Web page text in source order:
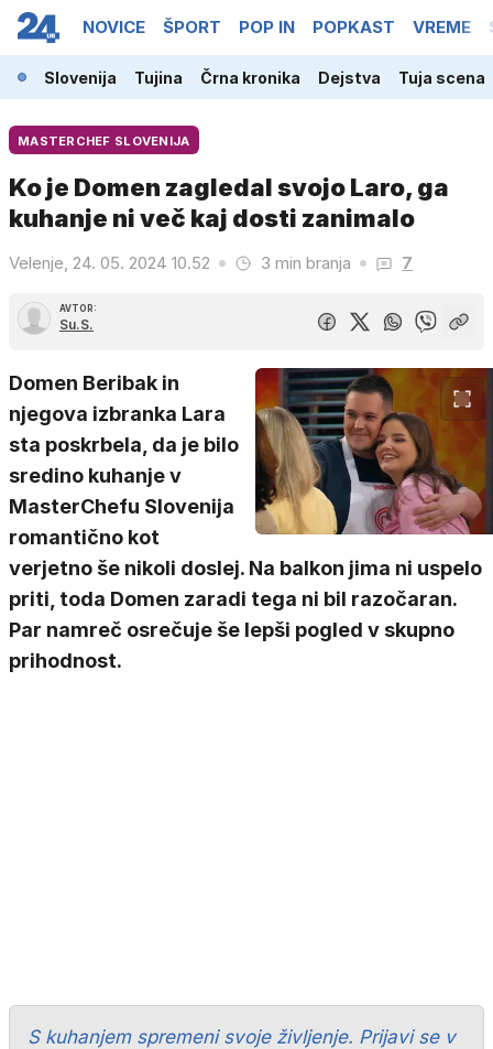
NOVICE ŠPORT POP IN POPKAST VREME
Slovenija Tujina Črna kronika Dejstva Tuja scena
MASTERCHEF SLOVENIJA
Ko je Domen zagledal svojo Laro, ga
kuhanje ni več kaj dosti zanimalo
Velenje, 24. 05. 2024 10.52 3 min branja 7
AVTOR:
Su.S.
Domen Beribak in
njegova izbranka Lara
sta poskrbela, da je bilo
sredino kuhanje v
MasterChefu Slovenija
romantično kot
verjetno še nikoli doslej. Na balkon jima ni uspelo
priti, toda Domen zaradi tega ni bil razočaran.
Par namreč osrečuje še lepši pogled v skupno
prihodnost.
S kuhanjem spremeni svoje življenje. Prijavi se v